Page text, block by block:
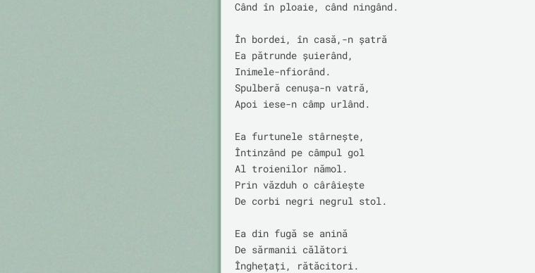
Când în ploaie, când ningând.
În bordei, în casă,-n șatră
Ea pătrunde șuierând,
Inimele-nfiorând.
Spulberă cenușa-n vatră,
Apoi iese-n câmp urlând.
Ea furtunele stârnește,
Întinzând pe câmpul gol
Al troienilor nămol.
Prin văzduh o cârâiește
De corbi negri negrul stol.
Ea din fugă se anină
De sărmanii călători
Înghețați, rătăcitori.